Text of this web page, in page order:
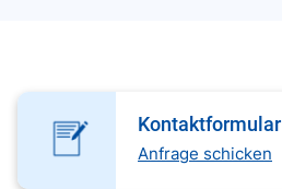
Kontaktformular
Anfrage schicken